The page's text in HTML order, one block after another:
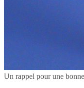
Un rappel pour une